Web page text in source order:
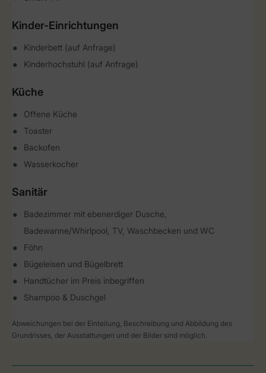
Kinder-Einrichtungen
Kinderbett (auf Anfrage)
Kinderhochstuhl (auf Anfrage)
Küche
Offene Küche
Toaster
Backofen
Wasserkocher
Sanitär
Badezimmer mit ebenerdiger Dusche,
Badewanne/Whirlpool, TV, Waschbecken und WC
Föhn
Bügeleisen und Bügelbrett
Handtücher im Preis inbegriffen
Shampoo & Duschgel
Abweichungen bei der Einteilung, Beschreibung und Abbildung des
Grundrisses, der Ausstattungen und der Bilder sind möglich.